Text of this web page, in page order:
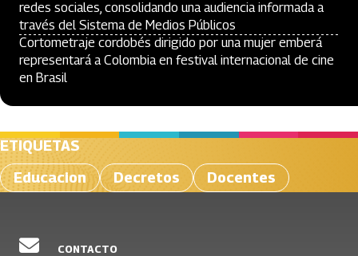
redes sociales, consolidando una audiencia informada a
través del Sistema de Medios Públicos
Cortometraje cordobés dirigido por una mujer emberá
representará a Colombia en festival internacional de cine
en Brasil
ETIQUETAS
Educacion
Decretos Docentes
CONTACTO